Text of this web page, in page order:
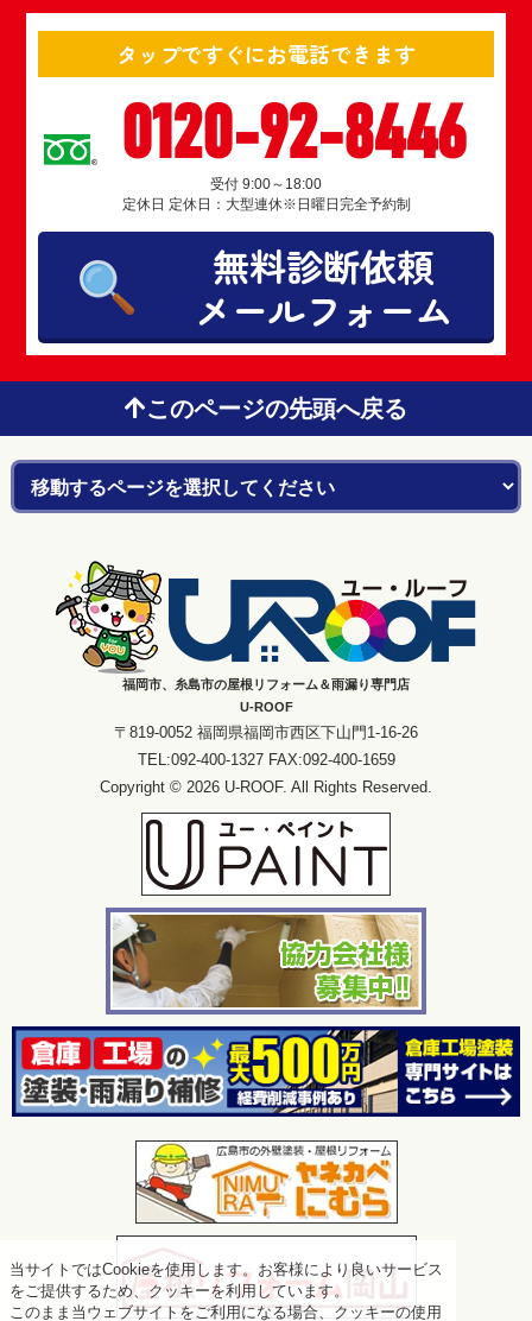
当サイトではCookieを使用します。お客様により良いサービス
をご提供するため、クッキーを利用しています。
このまま当ウェブサイトをご利用になる場合、クッキーの使用
タップですぐにお電話できます
0120-92-8446
受付 9:00～18:00
定休日 定休日：大型連休※日曜日完全予約制
無料診断依頼
メールフォーム
このページの先頭へ戻る
福岡市、糸島市の屋根リフォーム＆雨漏り専門店
U-ROOF
〒819-0052 福岡県福岡市西区下山門1-16-26
TEL:092-400-1327 FAX:092-400-1659
Copyright © 2026 U-ROOF. All Rights Reserved.